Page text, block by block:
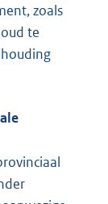
zoals
te